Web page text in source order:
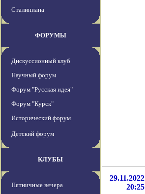
Сталиниана
ФОРУМЫ
Дискуссионный клуб
Научный форум
Форум "Русская идея"
Форум "Курск"
Исторический форум
Детский форум
КЛУБЫ
Пятничные вечера
29.11.2022
20:25